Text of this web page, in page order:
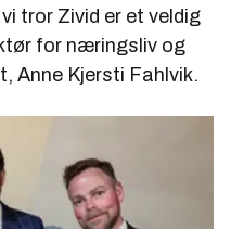
tror Zivid er et veldig
for næringsliv og
Anne Kjersti Fahlvik.